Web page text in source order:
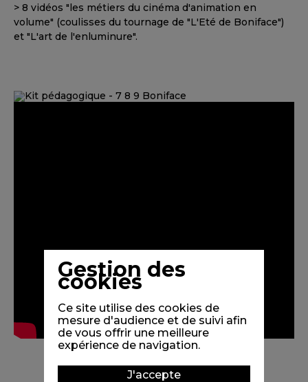
> 8 vidéos "les métiers du cinéma d'animation en
volume" (coulisses du tournage de "L'Eté de Boniface")
et "L'art de l'enluminure".
Gestion des
cookies
Ce site utilise des cookies de
mesure d'audience et de suivi afin
de vous offrir une meilleure
expérience de navigation.
J'accepte